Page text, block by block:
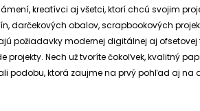
kreatívci aj všetci, ktorí chcú svojim
darčekových obalov, scrapbookových
požiadavky modernej digitálnej aj
projekty. Nech už tvoríte čokoľvek, kvalitný
podobu, ktorá zaujme na prvý pohľad aj na